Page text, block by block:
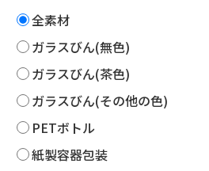
全素材
ガラスびん(無色)
ガラスびん(茶色)
ガラスびん(その他の色)
PETボトル
紙製容器包装